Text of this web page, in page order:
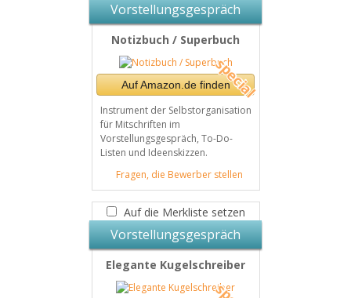
Vorstellungsgespräch
Notizbuch / Superbuch
Auf Amazon.de finden
Instrument der Selbstorganisation
für Mitschriften im
Vorstellungsgespräch, To-Do-
Listen und Ideenskizzen.
Fragen, die Bewerber stellen
Auf die Merkliste setzen
Vorstellungsgespräch
Elegante Kugelschreiber